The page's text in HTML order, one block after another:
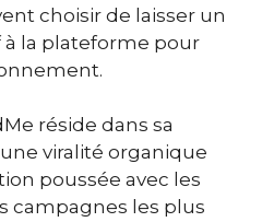
choisir de laisser un
la plateforme pour
réside dans sa
viralité organique
poussée avec les
campagnes les plus